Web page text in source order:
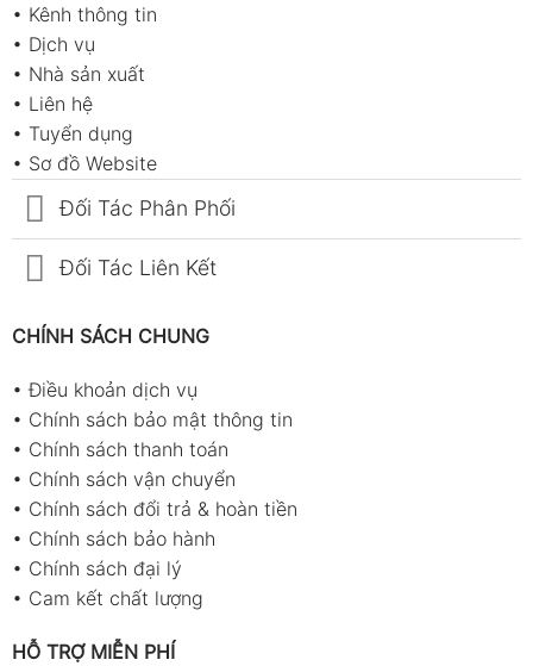
• Kênh thông tin
• Dịch vụ
• Nhà sản xuất
• Liên hệ
• Tuyển dụng
• Sơ đồ Website
Đối Tác Phân Phối
Đối Tác Liên Kết
CHÍNH SÁCH CHUNG
•Điều khoản dịch vụ
• Chính sách bảo mật thông tin
• Chính sách thanh toán
• Chính sách vận chuyển
• Chính sách đổi trả & hoàn tiền
• Chính sách bảo hành
• Chính sách đại lý
• Cam kết chất lượng
HỖ TRỢ MIỄN PHÍ